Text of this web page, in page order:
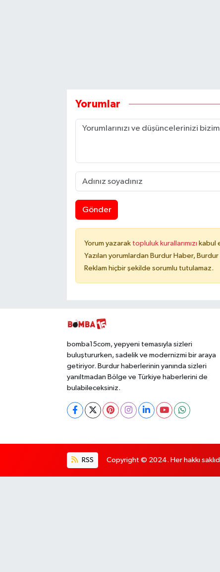
Yorumlar
Gönder
Yorum yazarak topluluk kurallarımızı kabul
Yazılan yorumlardan Burdur Haber,
Reklam hiçbir şekilde sorumlu tutulamaz.
bomba15com, yepyeni temasıyla sizleri
buluştururken, sadelik ve modernizmi bir araya
getiriyor. Burdur haberlerinin yanında sizleri
yanıltmadan Bölge ve Türkiye haberlerini de
bulabileceksiniz.
RSS Copyright © 2024. Her hakkı